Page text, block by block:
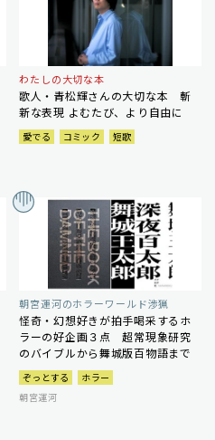
わたしの大切な本
歌人・青松輝さんの大切な本 斬
新な表現 よむたび、より自由に
愛でる コミック 短歌
朝宮運河のホラーワールド渉猟
怪奇・幻想好きが拍手喝采するホ
ラーの好企画３点 超常現象研究
のバイブルから舞城版百物語まで
ぞっとする
ホラー
朝宮運河